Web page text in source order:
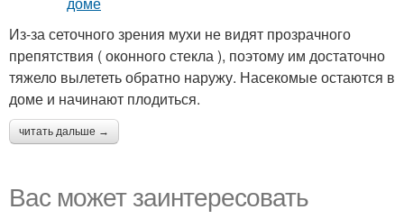
Из-за сеточного зрения мухи не видят прозрачного
препятствия ( оконного стекла ), поэтому им достаточно
тяжело вылететь обратно наружу. Насекомые остаются в
доме и начинают плодиться.
читать дальше →
Вас может заинтересовать